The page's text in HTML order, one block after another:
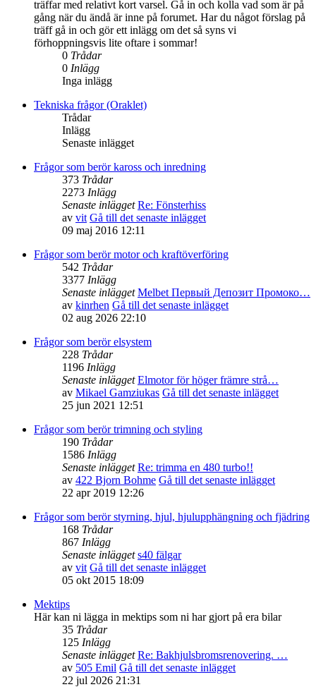
träffar med relativt kort varsel. Gå in och kolla vad som är på
gång när du ändå är inne på forumet. Har du något förslag på
träff gå in och gör ett inlägg om det så syns vi
förhoppningsvis lite oftare i sommar!
0 Trådar
0 Inlägg
Inga inlägg
Tekniska frågor (Oraklet)
Trådar
Inlägg
Senaste inlägget
Frågor som berör kaross och inredning
373 Trådar
2273 Inlägg
Senaste inlägget Re: Fönsterhiss
av vit Gå till det senaste inlägget
09 maj 2016 12:11
Frågor som berör motor och kraftöverföring
542 Trådar
3377 Inlägg
Senaste inlägget Melbet Первый Депозит Промоко…
av kinrhen Gå till det senaste inlägget
02 aug 2026 22:10
Frågor som berör elsystem
228 Trådar
1196 Inlägg
Senaste inlägget Elmotor för höger främre strå…
av Mikael Gamziukas Gå till det senaste inlägget
25 jun 2021 12:51
Frågor som berör trimning och styling
190 Trådar
1586 Inlägg
Senaste inlägget Re: trimma en 480 turbo!!
av 422 Bjorn Bohme Gå till det senaste inlägget
22 apr 2019 12:26
Frågor som berör styrning, hjul, hjulupphängning och fjädring
168 Trådar
867 Inlägg
Senaste inlägget s40 fälgar
av vit Gå till det senaste inlägget
05 okt 2015 18:09
Mektips
Här kan ni lägga in mektips som ni har gjort på era bilar
35 Trådar
125 Inlägg
Senaste inlägget Re: Bakhjulsbromsrenovering. …
av 505 Emil Gå till det senaste inlägget
22 jul 2026 21:31